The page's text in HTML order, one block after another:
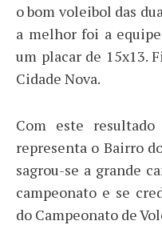
o bom voleibol das
a melhor foi a
um placar de 15x13.
Cidade Nova.
Com este
representa o Bairro
sagrou-se a grande
campeonato e se
do Campeonato de